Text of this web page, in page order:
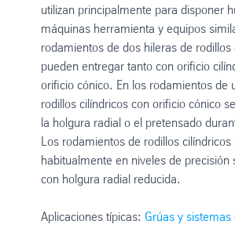
utilizan principalmente para disponer
máquinas herramienta y equipos
rodamientos de dos hileras de rodillos
pueden entregar tanto con orificio
orificio cónico. En los rodamientos de
rodillos cilíndricos con orificio cónico
la holgura radial o el pretensado
Los rodamientos de rodillos
habitualmente en niveles de precisión
con holgura radial reducida.
Aplicaciones típicas: Grúas y